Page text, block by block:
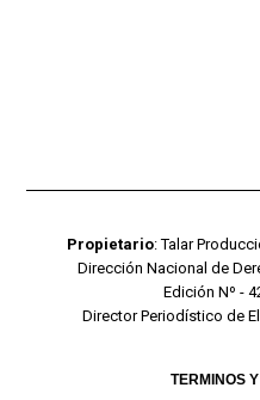
Propietario: Talar
Dirección Nacional de
Edición Nº -
Director Periodístico de
TERMINOS